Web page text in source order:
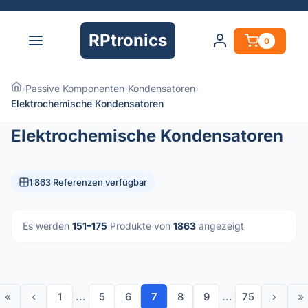
RPtronics 0
›Passive Komponenten›Kondensatoren›
Elektrochemische Kondensatoren
Elektrochemische Kondensatoren
1 863 Referenzen verfügbar
Es werden 151–175 Produkte von 1863 angezeigt
« ‹ 1 ... 5 6 7 8 9 ... 75 › »